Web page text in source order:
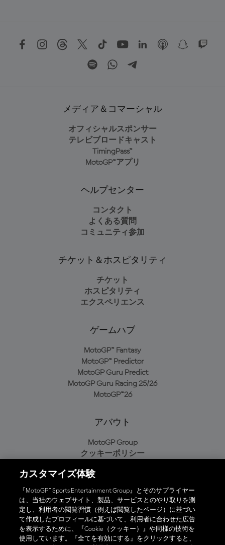
メディア＆コマーシャル
オフィシャルスポンサー
テレビブロードキャスト
TimingPass™
MotoGP™アプリ
ヘルプセンター
コンタクト
よくある質問
コミュニティ参加
チケット＆ホスピタリティ
チケット
ホスピタリティ
エクスペリエンス
ゲームハブ
MotoGP™ Fantasy
MotoGP™ Predictor
MotoGP Guru Predict
MotoGP Guru Racing 25/26
MotoGP™26
アバウト
MotoGP Group
クッキーポリシー
プライバシーポリシー
購入ポリシー
オフィシャルアプリ
カスタマイズ体験
『MotoGP™ Sports Entertainment Group』とそのサプライヤー
は、当社のウェブサイト、製品、サービスとのやり取りを測
定し、利用者の閲覧習慣（例えば閲覧したページ）に基づい
て作成したプロフィールに基づいて、利用者に合わせた広告
を表示するために、『Cookie（クッキー）』や同様の技術を
使用しています。『全てを有効にする』をクリックすると、